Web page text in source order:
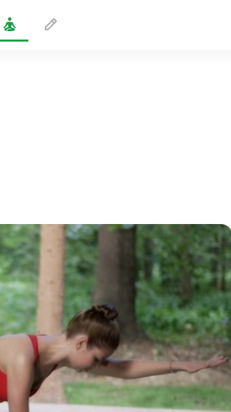
Ohjaajan ääni
sielun lento
sisäinen rauha 01:27
aamun unelmat
metsän viileys 05:00
kesäsade 02:00